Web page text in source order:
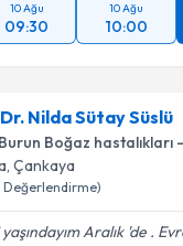
10 Ağu
09:30
10 Ağu
10:00
Nilda Sütay Süslü
Boğaz hastalıkları
, Çankaya
Değerlendirme)
Aralık 'de .